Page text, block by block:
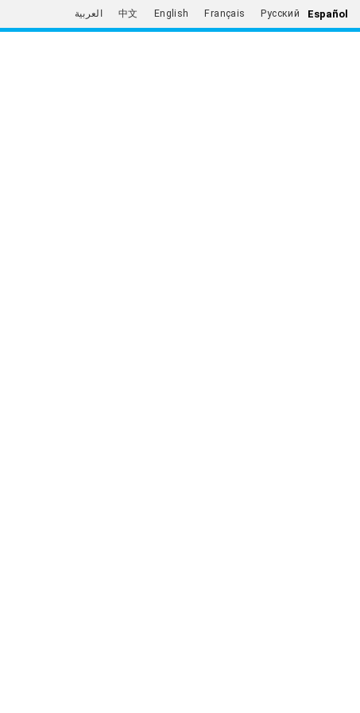
العربية 中文 English Français Русский Español